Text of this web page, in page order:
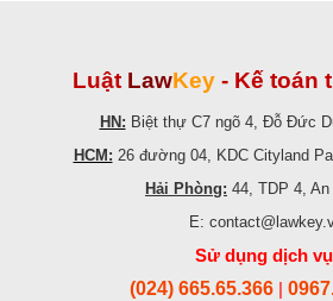
Luật LawKey - Kế toán
HN: Biệt thự C7 ngõ 4, Đỗ Đức
HCM: 26 đường 04, KDC Cityland
Hải Phòng: 44, TDP 4,
E:
Sử dụng dịch
(024) 665.65.366